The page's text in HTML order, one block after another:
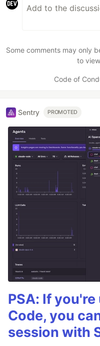
Some comments may only
to
Code of
Sentry PROMOTED
PSA: If
Code, you
session with